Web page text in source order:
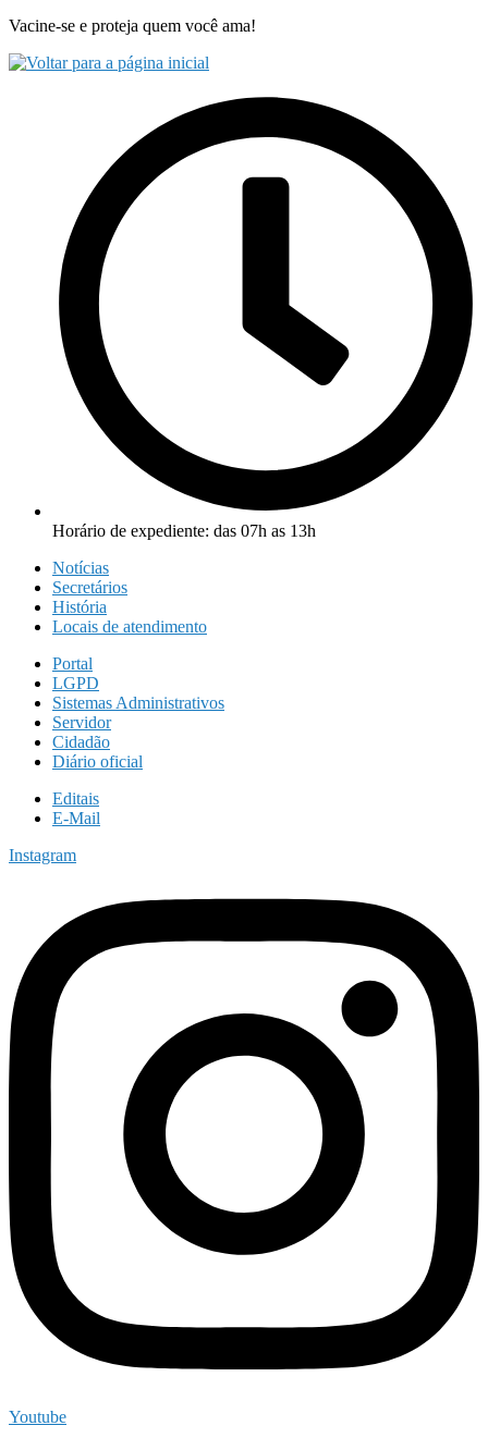
Vacine-se e proteja quem você ama!
Horário de expediente: das 07h as 13h
Notícias
Secretários
História
Locais de atendimento
Portal
LGPD
Sistemas Administrativos
Servidor
Cidadão
Diário oficial
Editais
E-Mail
Instagram
Youtube